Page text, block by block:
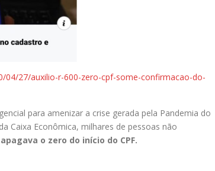
27/auxilio-r-600-zero-cpf-some-confirmacao-do-
para amenizar a crise gerada pela Pandemia do
Caixa Econômica, milhares de pessoas não
o zero do início do CPF.